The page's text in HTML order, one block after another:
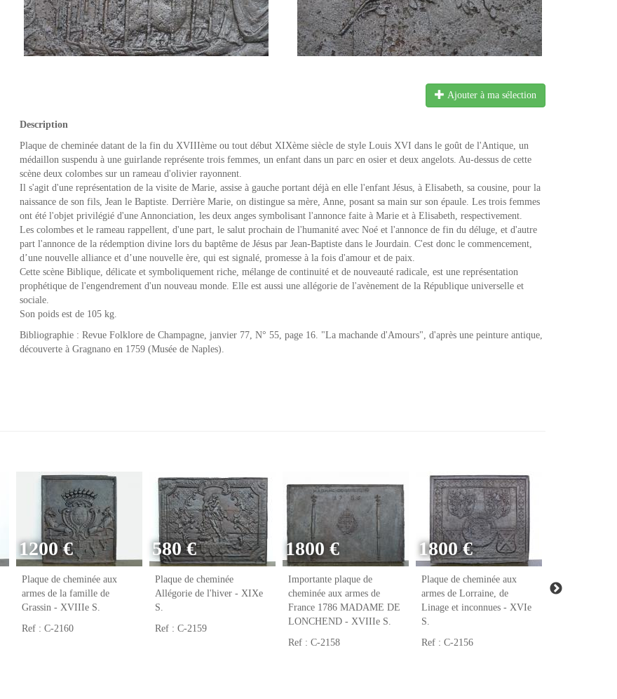
Ajouter à ma sélection
Description
Plaque de cheminée datant de la fin du XVIIIème ou tout début XIXème siècle de style Louis XVI dans le goût de l'Antique, un
médaillon suspendu à une guirlande représente trois femmes, un enfant dans un parc en osier et deux angelots. Au-dessus de cette
scène deux colombes sur un rameau d'olivier rayonnent.
Il s'agit d'une représentation de la visite de Marie, assise à gauche portant déjà en elle l'enfant Jésus, à Elisabeth, sa cousine, pour la
naissance de son fils, Jean le Baptiste. Derrière Marie, on distingue sa mère, Anne, posant sa main sur son épaule. Les trois femmes
ont été l'objet privilégié d'une Annonciation, les deux anges symbolisant l'annonce faite à Marie et à Elisabeth, respectivement.
Les colombes et le rameau rappellent, d'une part, le salut prochain de l'humanité avec Noé et l'annonce de fin du déluge, et d'autre
part l'annonce de la rédemption divine lors du baptême de Jésus par Jean-Baptiste dans le Jourdain. C'est donc le commencement,
d’une nouvelle alliance et d’une nouvelle ère, qui est signalé, promesse à la fois d'amour et de paix.
Cette scène Biblique, délicate et symboliquement riche, mélange de continuité et de nouveauté radicale, est une représentation
prophétique de l'engendrement d'un nouveau monde. Elle est aussi une allégorie de l'avènement de la République universelle et
sociale.
Son poids est de 105 kg.
Bibliographie : Revue Folklore de Champagne, janvier 77, N° 55, page 16. "La machande d'Amours", d'après une peinture antique,
découverte à Gragnano en 1759 (Musée de Naples).
1200 €
Plaque de cheminée aux
armes de la famille de
Grassin - XVIIIe S.
Ref : C-2160
580 €
Plaque de cheminée
Allégorie de l'hiver - XIXe
S.
Ref : C-2159
1800 €
Importante plaque de
cheminée aux armes de
France 1786 MADAME DE
LONCHEND - XVIIIe S.
Ref : C-2158
1800 €
Plaque de cheminée aux
armes de Lorraine, de
Linage et inconnues - XVIe
S.
Ref : C-2156
Plaque de
armes de